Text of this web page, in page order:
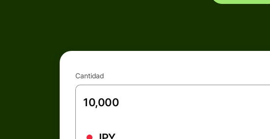
Cantidad